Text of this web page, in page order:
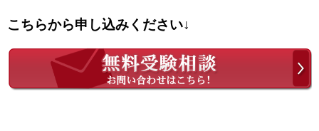
こちらから申し込みください↓